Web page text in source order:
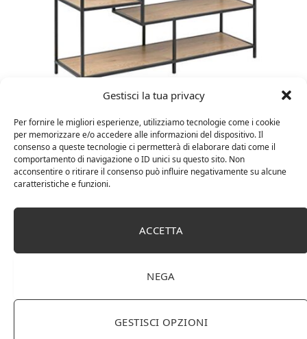
Gestisci la tua privacy
Per fornire le migliori esperienze, utilizziamo tecnologie come i cookie
per memorizzare e/o accedere alle informazioni del dispositivo. Il
consenso a queste tecnologie ci permetterà di elaborare dati come il
comportamento di navigazione o ID unici su questo sito. Non
acconsentire o ritirare il consenso può influire negativamente su alcune
caratteristiche e funzioni.
ACCETTA
NEGA
GESTISCI OPZIONI
Amazon Basics Martin – Libreria, 35 x 114 x 78 cm
marchio Movian)
DOT Horeca Solutions 1000 Bicchieri PET